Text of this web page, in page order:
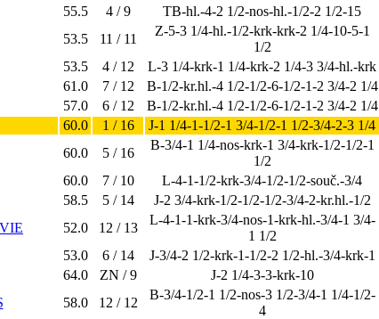
55.5 4 / 9 TB-hl.-4-2 1/2-nos-hl.-1/2-2 1/2-15
53.5 11 / 11
Z-5-3 1/4-hl.-1/2-krk-krk-2 1/4-10-5-1
1/2
53.5 4 / 12 L-3 1/4-krk-1 1/4-krk-2 1/4-3 3/4-hl.-krk
61.0 7 / 12 B-1/2-kr.hl.-4 1/2-1/2-6-1/2-1-2 3/4-2 1/4
57.0 6 / 12 B-1/2-kr.hl.-4 1/2-1/2-6-1/2-1-2 3/4-2 1/4
60.0 1 / 16 J-1 1/4-1-1/2-1 3/4-1/2-1 1/2-3/4-2-3 1/4
60.0 5 / 16
B-3/4-1 1/4-nos-krk-1 3/4-krk-1/2-1/2-1
1/2
60.0 7 / 10 L-4-1-1/2-krk-3/4-1/2-1/2-souč.-3/4
58.5 5 / 14 J-2 3/4-krk-1/2-1/2-1/2-3/4-2-kr.hl.-1/2
52.0 12 / 13
L-4-1-1-krk-3/4-nos-1-krk-hl.-3/4-1 3/4-
1 1/2
53.0 6 / 14 J-3/4-2 1/2-krk-1-1/2-2 1/2-hl.-3/4-krk-1
64.0 ZN / 9 J-2 1/4-3-3-krk-10
58.0 12 / 12
B-3/4-1/2-1 1/2-nos-3 1/2-3/4-1 1/4-1/2-
4